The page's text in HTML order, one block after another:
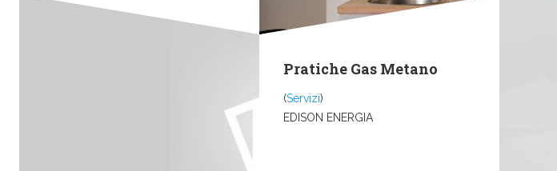
Pratiche Gas Metano
(Servizi)
EDISON ENERGIA